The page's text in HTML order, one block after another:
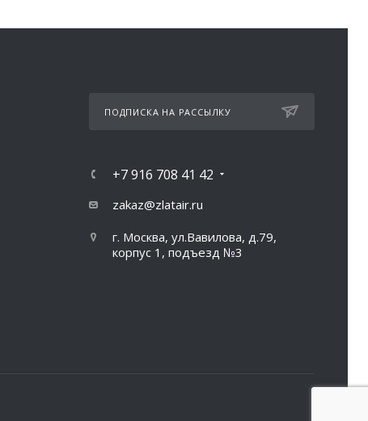
ПОДПИСКА НА РАССЫЛКУ
+7 916 708 41 42
zakaz@zlatair.ru
г. Москва, ул.Вавилова, д.79,
корпус 1, подъезд №3